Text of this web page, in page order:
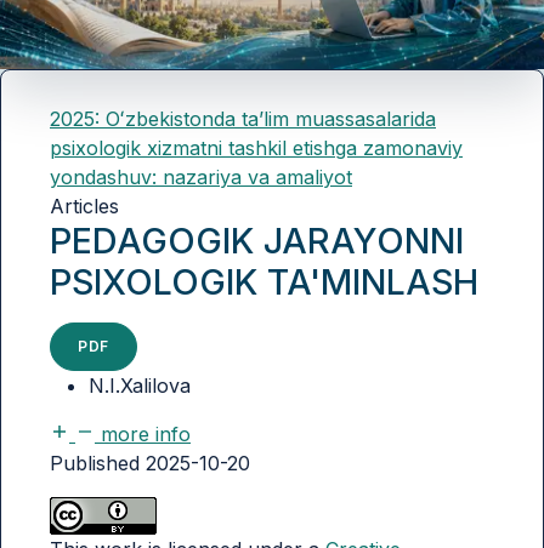
2025: Oʻzbekistonda taʼlim muassasalarida
psixologik xizmatni tashkil etishga zamonaviy
yondashuv: nazariya va amaliyot
Articles
PEDAGOGIK JARAYONNI
PSIXOLOGIK TA'MINLASH
PDF
N.I.Xalilova
more info
Published 2025-10-20